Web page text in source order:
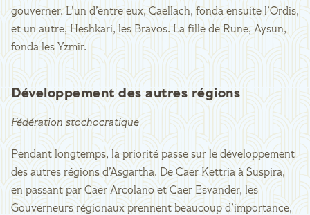
gouverner. L’un d’entre eux, Caellach, fonda ensuite l’Ordis,
et un autre, Heshkari, les Bravos. La fille de Rune, Aysun,
fonda les Yzmir.
Développement des autres régions
Fédération stochocratique
Pendant longtemps, la priorité passe sur le développement
des autres régions d’Asgartha. De Caer Kettria à Suspira,
en passant par Caer Arcolano et Caer Esvander, les
Gouverneurs régionaux prennent beaucoup d’importance,